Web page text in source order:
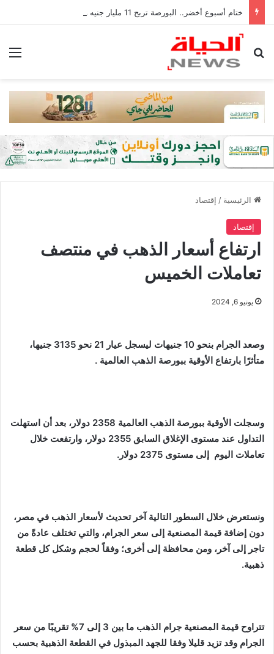
بحث عن
الرئيسية / إقتصاد
إقتصاد
ارتفاع أسعار الذهب في منتصف
تعاملات الخميس
يونيو 6, 2024
وصعد الجرام بنحو 10 جنيهات ليسجل عيار 21 نحو 3135 جنيها،
متأثرًا بارتفاع الأوقية ببورصة الذهب العالمية .
وسجلت الأوقية ببورصة الذهب العالمية 2358 دولار، بعد أن استهلت
التداول عند مستوى الإغلاق السابق 2355 دولار، وارتفعت خلال
تعاملات اليوم إلى مستوى 2375 دولار.
ونستعرض خلال السطور التالية آخر تحديث لأسعار الذهب في مصر،
دون إضافة قيمة المصنعية إلى سعر الجرام، والتي تختلف عادةً من
تاجر إلى آخر، ومن محافظة إلى أخرى؛ وفقاً لحجم وشكل كل قطعة
ذهبية.
تتراوح قيمة المصنعية جرام الذهب ما بين 3 إلى 7% تقريبًا من سعر
الجرام وقد تزيد قليلا وفقا للجهد المبذول في القطعة الذهبية بحسب